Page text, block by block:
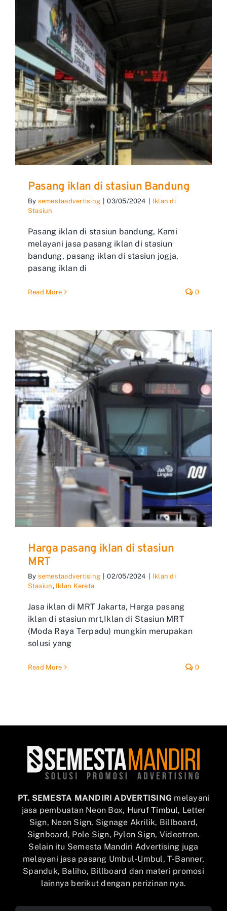
Pasang iklan di stasiun Bandung
By semestaadvertising 03/05/2024
Iklan di
Stasiun
Pasang iklan di stasiun bandung, Kami
melayani jasa pasang iklan di stasiun
bandung, pasang iklan di stasiun jogja,
pasang iklan di
Read More 0
Harga pasang iklan di stasiun
MRT
By semestaadvertising 02/05/2024
Iklan di
Stasiun, Iklan Kereta
Jasa iklan di MRT Jakarta, Harga pasang
iklan di stasiun mrt,Iklan di Stasiun MRT
(Moda Raya Terpadu) mungkin merupakan
solusi yang
Read More 0
PT. SEMESTA MANDIRI ADVERTISING melayani
jasa pembuatan Neon Box, Huruf Timbul, Letter
Sign, Neon Sign, Signage Akrilik, Billboard,
Signboard, Pole Sign, Pylon Sign, Videotron.
Selain itu Semesta Mandiri Advertising juga
melayani jasa pasang Umbul-Umbul, T-Banner,
Spanduk, Baliho, Billboard dan materi promosi
lainnya berikut dengan perizinan nya.